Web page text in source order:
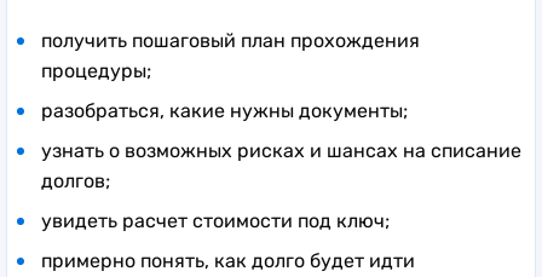
получить пошаговый план прохождения
процедуры;
разобраться, какие нужны документы;
узнать о возможных рисках и шансах на списание
долгов;
увидеть расчет стоимости под ключ;
примерно понять, как долго будет идти